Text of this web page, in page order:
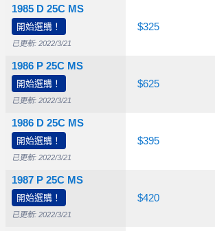
1985 D 25C MS
開始選購！
已更新: 2022/3/21
1986 P 25C MS
開始選購！
已更新: 2022/3/21
1986 D 25C MS
開始選購！
已更新: 2022/3/21
1987 P 25C MS
開始選購！
已更新: 2022/3/21
$12.50 $325
$10.00 $625
$10.00 $395
$10.00 $420